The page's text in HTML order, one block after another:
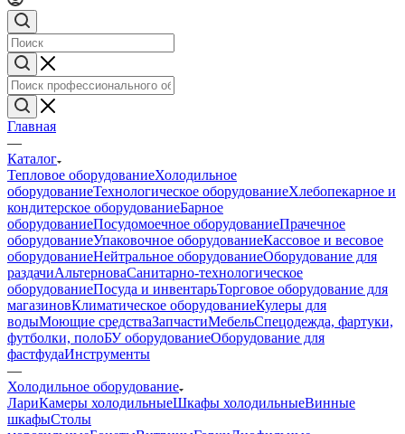
Главная
—
Каталог
Тепловое оборудованиеХолодильное
оборудованиеТехнологическое оборудованиеХлебопекарное и
кондитерское оборудованиеБарное
оборудованиеПосудомоечное оборудованиеПрачечное
оборудованиеУпаковочное оборудованиеКассовое и весовое
оборудованиеНейтральное оборудованиеОборудование для
раздачиАльтерноваСанитарно-технологическое
оборудованиеПосуда и инвентарьТорговое оборудование для
магазиновКлиматическое оборудованиеКулеры для
водыМоющие средстваЗапчастиМебельСпецодежда, фартуки,
футболки, полоБУ оборудованиеОборудование для
фастфудаИнструменты
—
Холодильное оборудование
ЛариКамеры холодильныеШкафы холодильныеВинные
шкафыСтолы